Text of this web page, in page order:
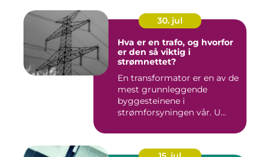
30. jul
Hva er en trafo, og hvorfor
er den så viktig i
strømnettet?
En transformator er en av de
mest grunnleggende
byggesteinene i
strømforsyningen vår. U...